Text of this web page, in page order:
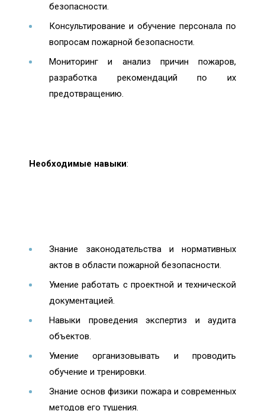
безопасности.
Консультирование и обучение персонала по
вопросам пожарной безопасности.
Мониторинг и анализ причин пожаров,
разработка рекомендаций по их
предотвращению.
Необходимые навыки:
Знание законодательства и нормативных
актов в области пожарной безопасности.
Умение работать с проектной и технической
документацией.
Навыки проведения экспертиз и аудита
объектов.
Умение организовывать и проводить
обучение и тренировки.
Знание основ физики пожара и современных
методов его тушения.